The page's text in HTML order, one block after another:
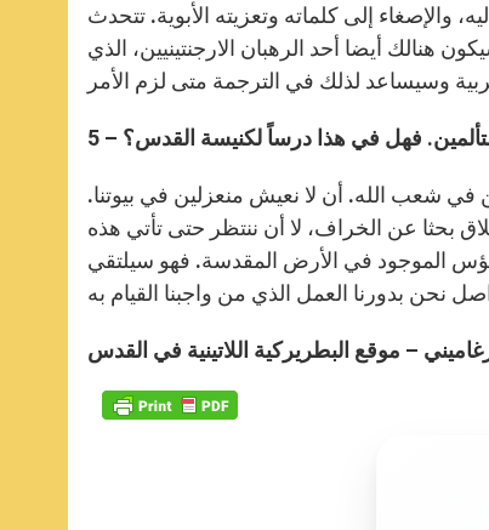
إلى كلماته وتعزيته الأبوية. تتحدث
هنالك أيضا أحد الرهبان الارجنتينيين، الذي
فهل في هذا درساً لكنيسة القدس؟
في شعب الله. أن لا نعيش منعزلين في بيوتنا.
بحثا عن الخراف، لا أن ننتظر حتى تأتي هذه
الموجود في الأرض المقدسة. فهو سيلتقي
– موقع البطريركية اللاتينية في القدس